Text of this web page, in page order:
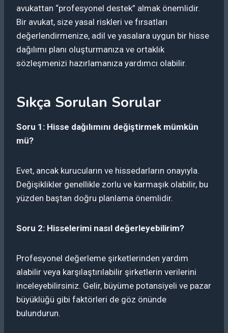
avukattan “profesyonel destek” almak önemlidir.
Bir avukat, size yasal riskleri ve fırsatları
değerlendirmenize, adil ve yasalara uygun bir hisse
dağılımı planı oluşturmanıza ve ortaklık
sözleşmenizi hazırlamanıza yardımcı olabilir.
Sıkça Sorulan Sorular
Soru 1: Hisse dağılımını değiştirmek mümkün
mü?
Evet, ancak kurucuların ve hissedarların onayıyla.
Değişiklikler genellikle zorlu ve karmaşık olabilir, bu
yüzden baştan doğru planlama önemlidir.
Soru 2: Hisselerimi nasıl değerleyebilirim?
Profesyonel değerleme şirketlerinden yardım
alabilir veya karşılaştırılabilir şirketlerin verilerini
inceleyebilirsiniz. Gelir, büyüme potansiyeli ve pazar
büyüklüğü gibi faktörleri de göz önünde
bulundurun.